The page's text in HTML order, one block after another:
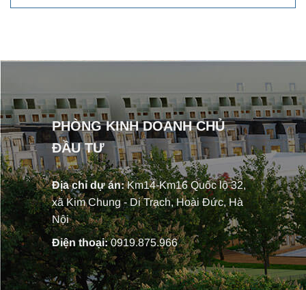
PHÒNG KINH DOANH CHỦ
ĐẦU TƯ
Địa chỉ dự án:Km14-Km16 Quốc lộ 32,
xã Kim Chung - Di Trạch, Hoài Đức, Hà
Nội
Điện thoại:0919.875.966